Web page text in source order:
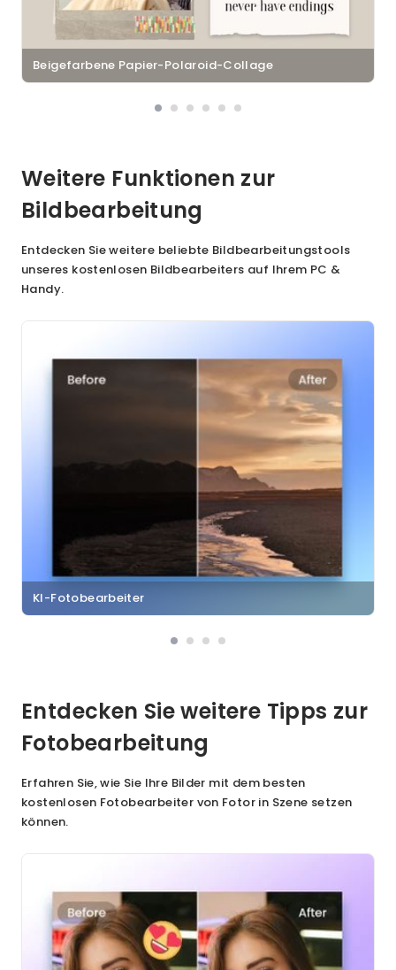
Beigefarbene Papier-Polaroid-Collage
Weitere Funktionen zur
Bildbearbeitung
Entdecken Sie weitere beliebte Bildbearbeitungstools
unseres kostenlosen Bildbearbeiters auf Ihrem PC &
Handy.
KI-Fotobearbeiter
Entdecken Sie weitere Tipps zur
Fotobearbeitung
Erfahren Sie, wie Sie Ihre Bilder mit dem besten
kostenlosen Fotobearbeiter von Fotor in Szene setzen
können.